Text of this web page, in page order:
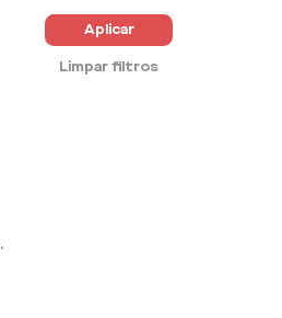
Aplicar
Limpar filtros
.